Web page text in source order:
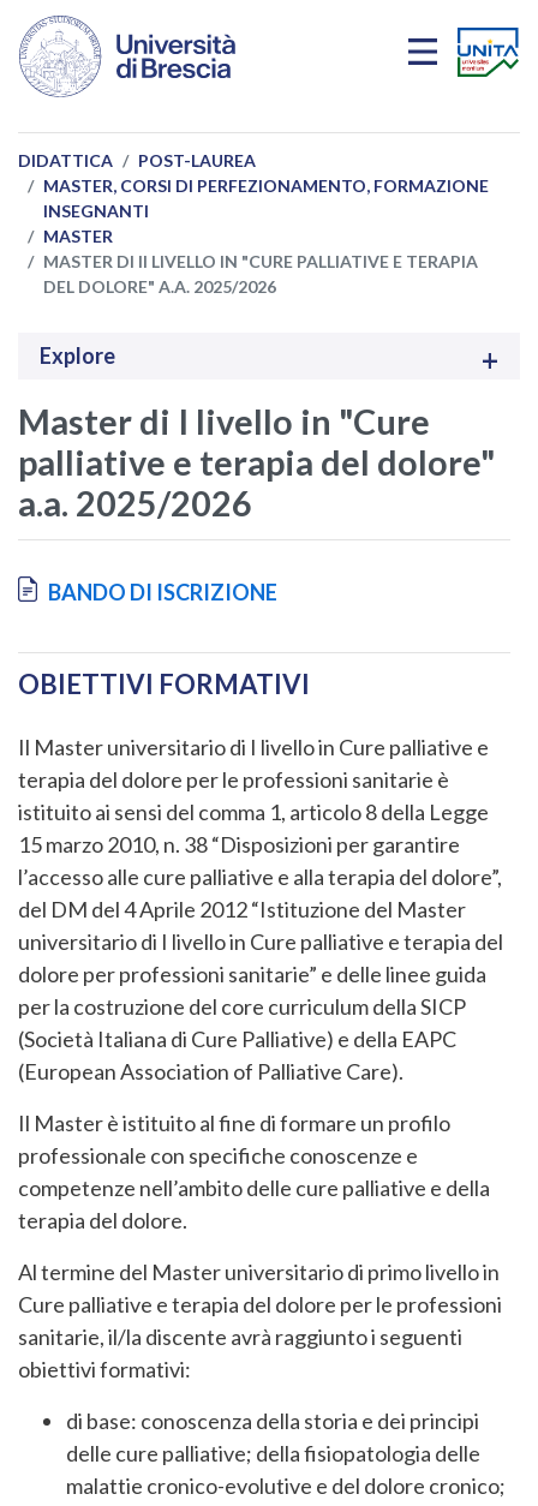
Salta al contenuto principale
DIDATTICA
POST-LAUREA
MASTER, CORSI DI PERFEZIONAMENTO, FORMAZIONE
INSEGNANTI
MASTER
MASTER DI II LIVELLO IN "CURE PALLIATIVE E TERAPIA
DEL DOLORE" A.A. 2025/2026
Explore
Master di I livello in "Cure
palliative e terapia del dolore"
a.a. 2025/2026
Document
BANDO DI ISCRIZIONE
OBIETTIVI FORMATIVI
Il Master universitario di I livello in Cure palliative e
terapia del dolore per le professioni sanitarie è
istituito ai sensi del comma 1, articolo 8 della Legge
15 marzo 2010, n. 38 “Disposizioni per garantire
l’accesso alle cure palliative e alla terapia del dolore”,
del DM del 4 Aprile 2012 “Istituzione del Master
universitario di I livello in Cure palliative e terapia del
dolore per professioni sanitarie” e delle linee guida
per la costruzione del core curriculum della SICP
(Società Italiana di Cure Palliative) e della EAPC
(European Association of Palliative Care).
Il Master è istituito al fine di formare un profilo
professionale con specifiche conoscenze e
competenze nell’ambito delle cure palliative e della
terapia del dolore.
Al termine del Master universitario di primo livello in
Cure palliative e terapia del dolore per le professioni
sanitarie, il/la discente avrà raggiunto i seguenti
obiettivi formativi:
di base: conoscenza della storia e dei principi
delle cure palliative; della fisiopatologia delle
malattie cronico-evolutive e del dolore cronico;